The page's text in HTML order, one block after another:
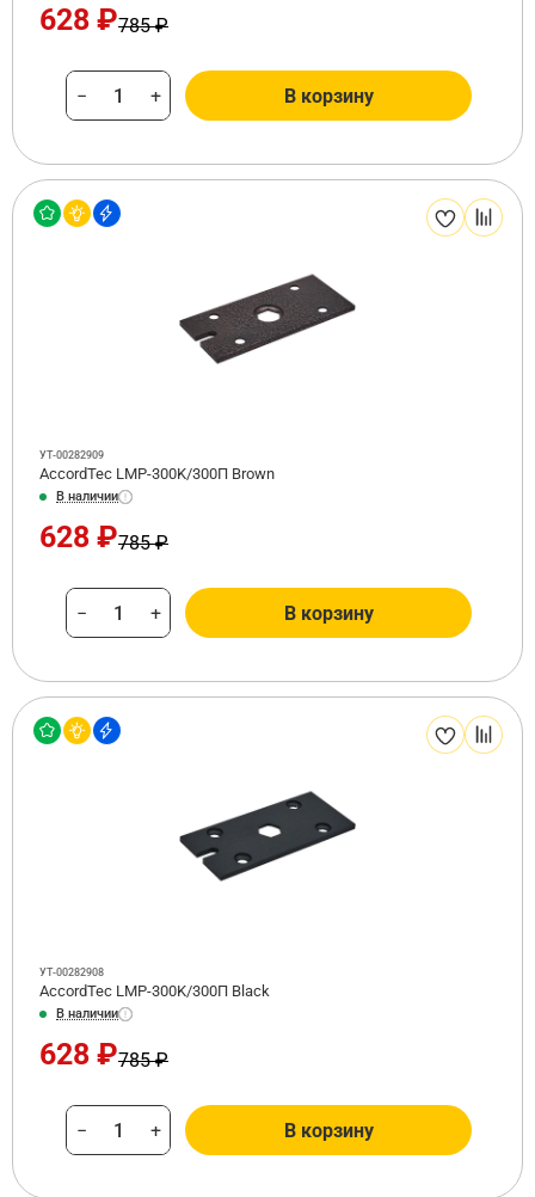
628 ₽785 ₽
− + В корзину
УТ-00282909
AccordTec LMP-300K/300П Brown
В наличии
628 ₽785 ₽
− + В корзину
УТ-00282908
AccordTec LMP-300K/300П Black
В наличии
628 ₽785 ₽
− + В корзину